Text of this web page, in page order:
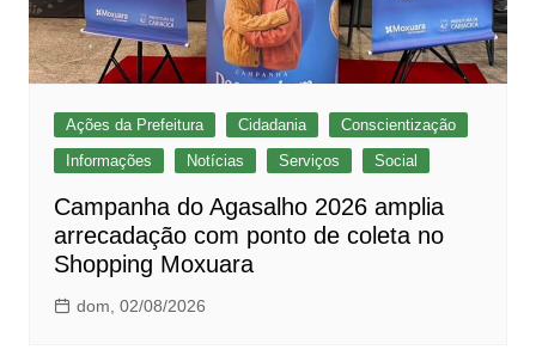
Ações da Prefeitura Cidadania
Conscientização
Informações
Notícias Serviços Social
Campanha do Agasalho 2026 amplia
arrecadação com ponto de coleta no
Shopping Moxuara
dom, 02/08/2026